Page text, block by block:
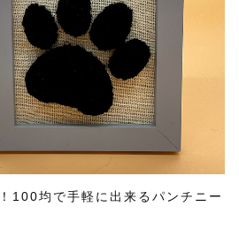
100均で手軽に出来るパンチニー